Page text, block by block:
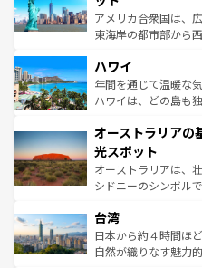
ことができる。国民
者向けの交通パス提
着のスイス情報は
アメリカ合衆国は、
東海岸の都市部から
のような巨大都市は
ンメントが詰まった
西部には大自然が広
部のニューオーリン
文化が魅力。旅行者
しみながら、その多
るだろう。車でのロ
情報は
ハワイ
年間を通じて温暖な
ハワイは、どの島も
ワイ島は見逃せない
島だが、静かな自然
おすすめ。エメラル
文化や歴史が息づい
人々、おいしいロー
ク、伝統的なフラダ
っている。訪れるた
オーストラリアの
光スポット
オーストラリアは、
シドニーのシンボル
リアリーフや大陸中
ク）、タスマニアの
ど、見どころがたく
台湾
日本から約４時間ほ
自然が織りなす魅力